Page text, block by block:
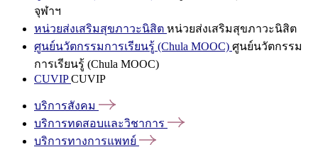
จุฬาฯ
หน่วยส่งเสริมสุขภาวะนิสิต หน่วยส่งเสริมสุขภาวะนิสิต
ศูนย์นวัตกรรมการเรียนรู้ (Chula MOOC) ศูนย์นวัตกรรม
การเรียนรู้ (Chula MOOC)
CUVIPCUVIP
บริการสังคม
บริการทดสอบและวิชาการ
บริการทางการแพทย์